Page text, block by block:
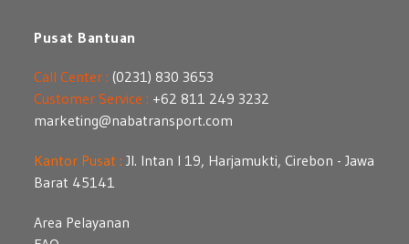
Pusat Bantuan
Call Center : (0231) 830 3653
Customer Service : +62 811 249 3232
marketing@nabatransport.com
Kantor Pusat : Jl. Intan I 19, Harjamukti, Cirebon - Jawa
Barat 45141
Area Pelayanan